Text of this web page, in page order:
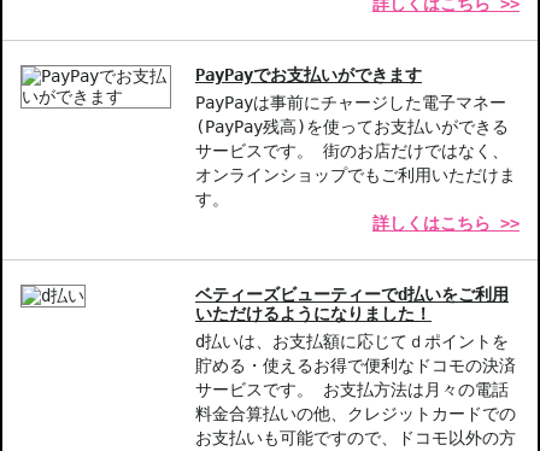
忙しい日常の中でリフレッシュしたい方
自然な香りを求める方
JAN/UPC：085805763749
PayPayでお支払いができます
PayPayは事前にチャージした電子マネー
(PayPay残高)を使ってお支払いができる
サービスです。 街のお店だけではなく、
オンラインショップでもご利用いただけま
す。
詳しくはこちら >>
ベティーズビューティーでd払いをご利用
いただけるようになりました！
d払いは、お支払額に応じてｄポイントを
貯める・使えるお得で便利なドコモの決済
サービスです。 お支払方法は月々の電話
料金合算払いの他、クレジットカードでの
お支払いも可能ですので、ドコモ以外の方